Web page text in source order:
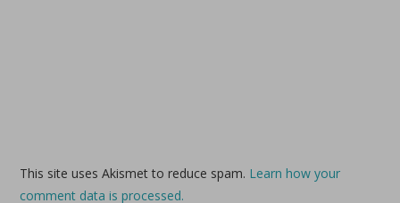
This site uses Akismet to reduce spam. Learn how your
comment data is processed.